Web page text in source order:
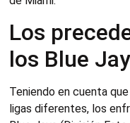
Los
los Blue
Teniendo en cuenta
ligas diferentes, los